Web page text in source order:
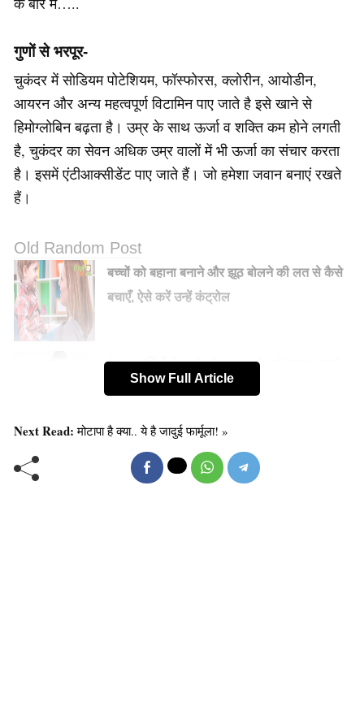
गुणों से भरपूर-
चुकंदर में सोडियम पोटेशियम, फॉस्फोरस, क्लोरीन, आयोडीन,
आयरन और अन्य महत्वपूर्ण विटामिन पाए जाते है इसे खाने से
हिमोग्लोबिन बढ़ता है। उम्र के साथ ऊर्जा व शक्ति कम होने लगती
है, चुकंदर का सेवन अधिक उम्र वालों में भी ऊर्जा का संचार करता
है। इसमें एंटीआक्सीडेंट पाए जाते हैं। जो हमेशा जवान बनाएं रखते
हैं।
Old Random Post
बच्चों को बहाना बनाने और झूठ बोलने की लत से कैसे
बचाएँ, ऐसे करें उन्हें कंट्रोल
ये फल गर्मियों में बालों और त्वचा को रखे स्वस्थ, जानें
त्वचा के लिए फायदेमंद-
Show Full Article
Next Read:मोटापा है क्या.. ये है जादुई फार्मूला! »